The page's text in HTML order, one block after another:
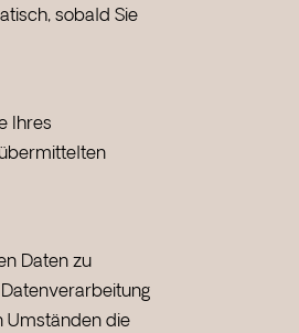
sobald Sie
Ihres
Daten zu
Umständen die